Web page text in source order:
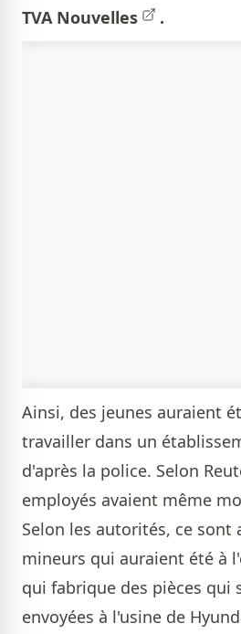
TVA Nouvelles
.
Ainsi, des jeunes auraient
travailler dans un
d'après la police. Selon
employés avaient même
Selon les autorités, ce sont
mineurs qui auraient été à
qui fabrique des pièces qui
envoyées à l'usine de